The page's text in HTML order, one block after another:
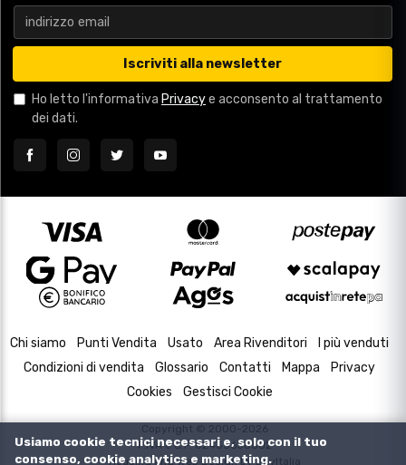
Iscriviti alla newsletter
Ho letto l'informativa Privacye acconsento al trattamento
dei dati.
Chi siamo Punti Vendita Usato Area Rivenditori
I più venduti
Condizioni di vendita
Glossario Contatti Mappa
Privacy
Cookies
Gestisci Cookie
Copyright © 2000-2026
P.IVA e C.F. 02433630502
Housing and Web Design byDevItalia
Usiamo cookie tecnici necessari e, solo con il tuo
consenso, cookie analytics e marketing.